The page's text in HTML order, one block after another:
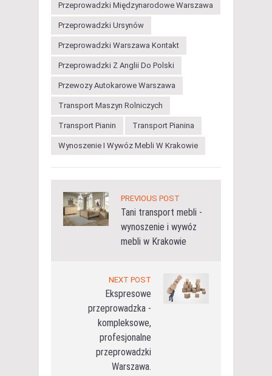
Przeprowadzki Międzynarodowe Warszawa
Przeprowadzki Ursynów
Przeprowadzki Warszawa Kontakt
Przeprowadzki Z Anglii Do Polski
Przewozy Autokarowe Warszawa
Transport Maszyn Rolniczych
Transport Pianin Transport Pianina
Wynoszenie I Wywóz Mebli W Krakowie
PREVIOUS POST
Tani transport mebli -
wynoszenie i wywóz
mebli w Krakowie
NEXT POST
Ekspresowe
przeprowadzka -
kompleksowe,
profesjonalne
przeprowadzki
Warszawa.